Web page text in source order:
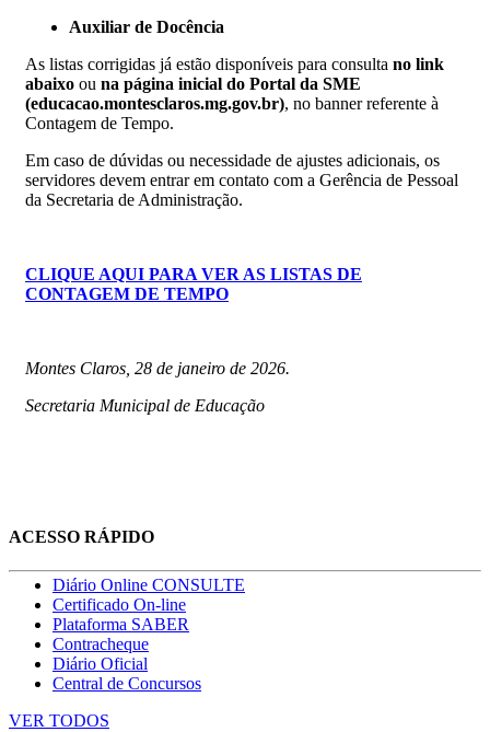
Auxiliar de Docência
As listas corrigidas já estão disponíveis para consulta no link
abaixo ou na página inicial do Portal da SME
(educacao.montesclaros.mg.gov.br), no banner referente à
Contagem de Tempo.
Em caso de dúvidas ou necessidade de ajustes adicionais, os
servidores devem entrar em contato com a Gerência de Pessoal
da Secretaria de Administração.
CLIQUE AQUI PARA VER AS LISTAS DE
CONTAGEM DE TEMPO
Montes Claros, 28 de janeiro de 2026.
Secretaria Municipal de Educação
ACESSO RÁPIDO
Diário Online CONSULTE
Certificado On-line
Plataforma SABER
Contracheque
Diário Oficial
Central de Concursos
VER TODOS